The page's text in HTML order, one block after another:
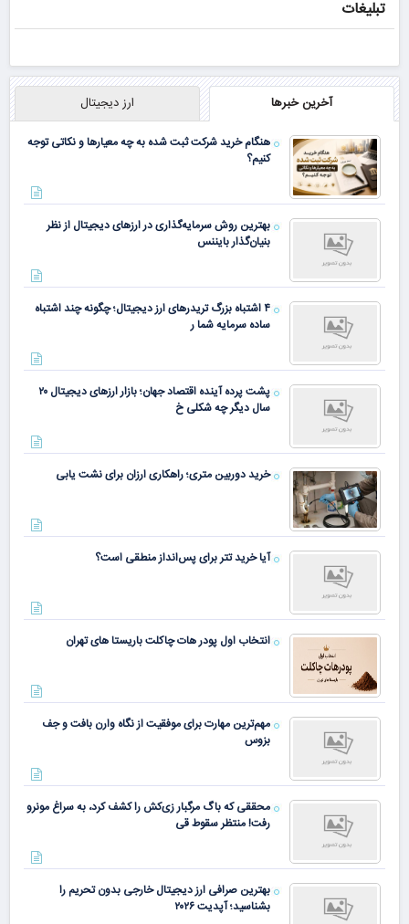
اگه افتادگی پلک
داری
اگر پف پلک
اطراف چشم
25% تخفیف
بلفاروپلاستی
تبلیغات
آخرین خبرها ارز دیجیتال
هنگام خرید شرکت ثبت شده به چه معیارها و نکاتی توجه
کنیم؟
بهترین روش سرمایه‌گذاری در ارزهای دیجیتال از نظر
بنیان‌گذار بایننس
۴ اشتباه بزرگ تریدرهای ارز دیجیتال؛ چگونه چند اشتباه
ساده سرمایه شما ر
پشت پرده آینده اقتصاد جهان؛ بازار ارزهای دیجیتال ۲۰
سال دیگر چه شکلی خ
خرید دوربین متری؛ راهکاری ارزان برای نشت یابی
آیا خرید تتر برای پس‌انداز منطقی است؟
انتخاب اول پودر هات چاکلت باریستا های تهران
مهم‌ترین مهارت برای موفقیت از نگاه وارن بافت و جف
بزوس
محققی که باگ مرگبار زی‌کش را کشف کرد، به سراغ مونرو
رفت! منتظر سقوط قی
بهترین صرافی ارز دیجیتال خارجی بدون تحریم را
بشناسید؛ آپدیت ۲۰۲۶